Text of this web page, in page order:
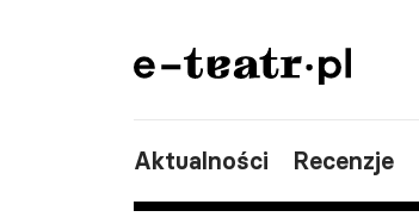
Aktualności Recenzje